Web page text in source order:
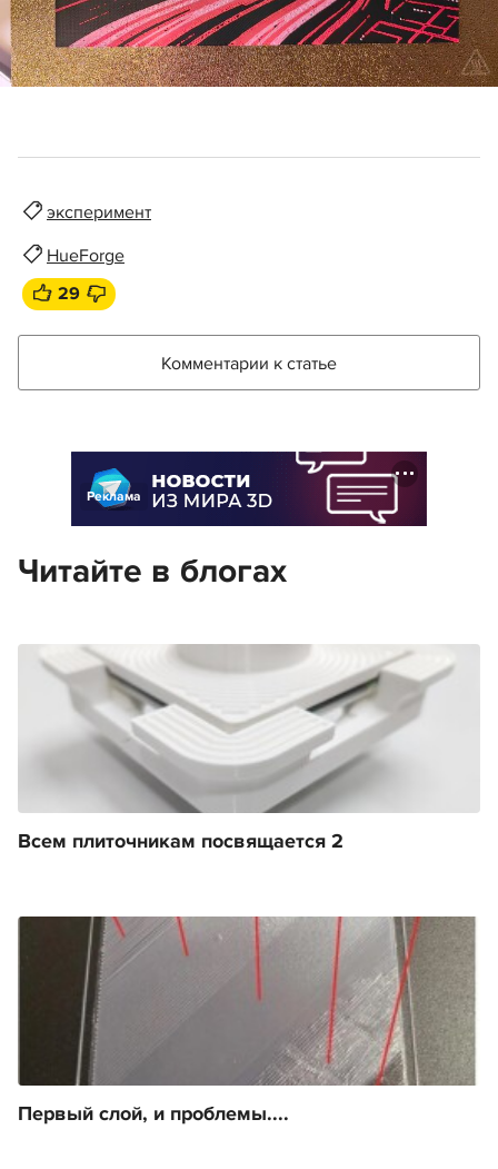
эксперимент
HueForge
29
Комментарии к статье
Реклама
Читайте в блогах
Всем плиточникам посвящается 2
Первый слой, и проблемы....